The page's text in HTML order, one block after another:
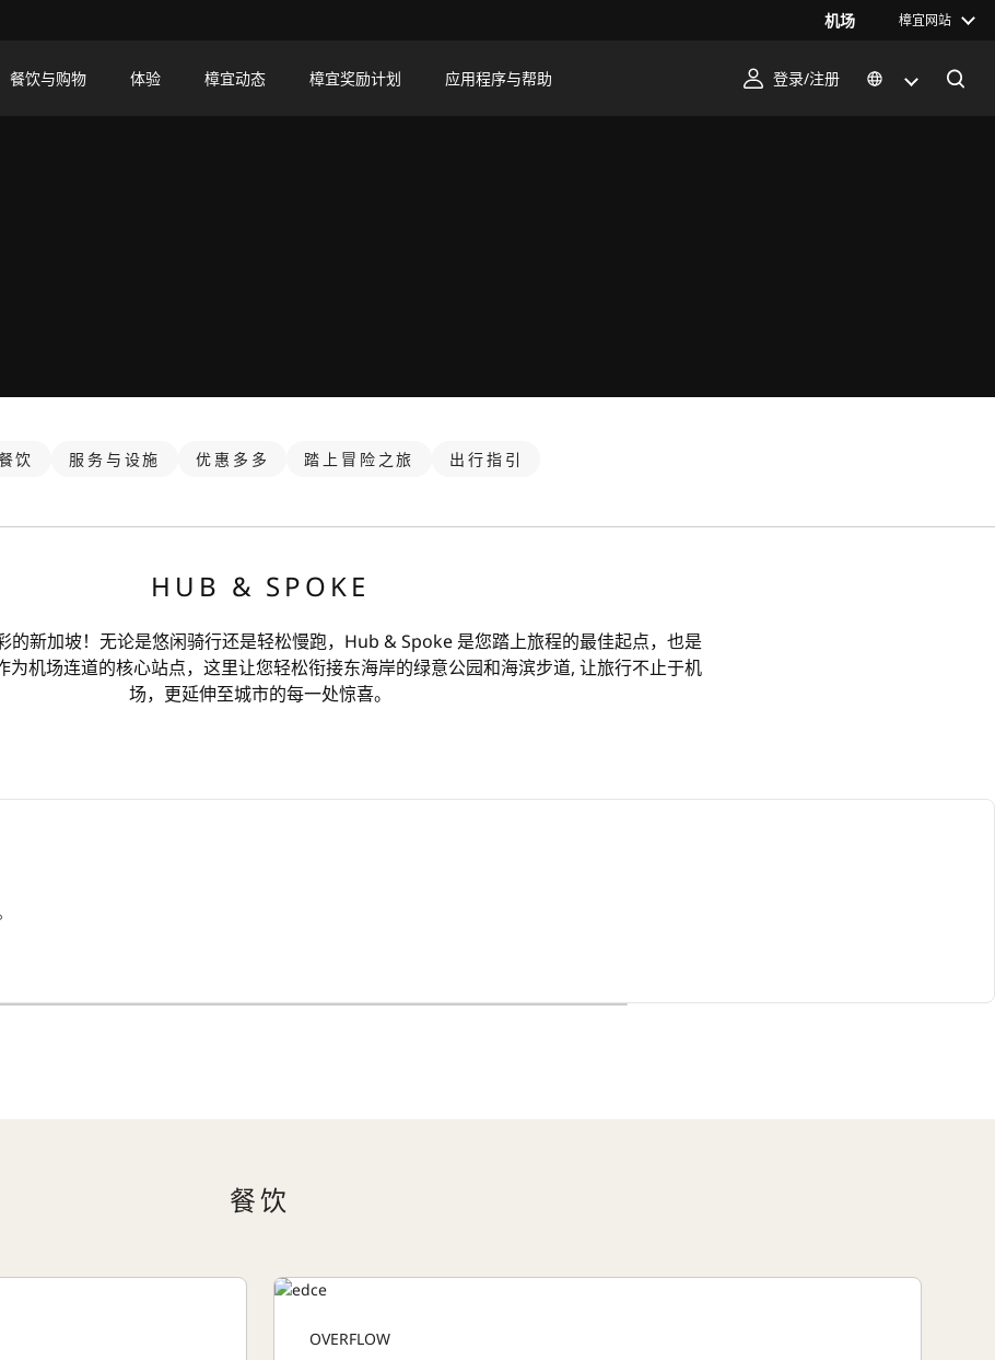
机场 樟宜网站
餐饮与购物 体验 樟宜动态 樟宜奖励计划 应用程序与帮助 登录/注册
饮 服务与设施 优惠多多 踏上冒险之旅 出行指引
HUB & SPOKE
的新加坡！无论是悠闲骑行还是轻松慢跑，Hub & Spoke 是您踏上旅程的最佳起点，也是
为机场连道的核心站点，这里让您轻松衔接东海岸的绿意公园和海滨步道, 让旅行不止于机
场，更延伸至城市的每一处惊喜。
餐饮
OVERFLOW